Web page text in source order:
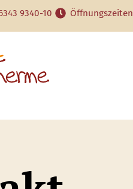
9340-10 Öffnungszeiten